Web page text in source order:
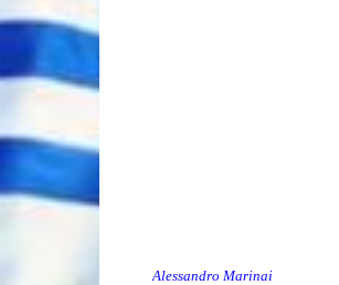
Alessandro Marinai